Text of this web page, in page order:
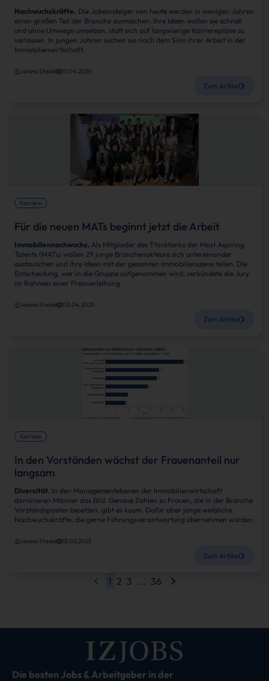
Nachwuchskräfte. Die Jobeinsteiger von heute werden in wenigen Jahren
einen großen Teil der Branche ausmachen. Ihre Ideen wollen sie schnell
und ohne Umwege umsetzen, statt sich auf langwierige Karrierepläne zu
verlassen. In jungen Jahren suchen sie nach dem Sinn ihrer Arbeit in der
Immobilienwirtschaft.
Janina Stadel 17.04.2025
Zum Artikel
Karriere
Für die neuen MATs beginnt jetzt die Arbeit
Immobiliennachwuchs. Als Mitglieder des Thinktanks der Most Aspiring
Talents (MATs) wollen 29 junge Branchenakteure sich untereinander
austauschen und ihre Ideen mit der gesamten Immobilienszene teilen. Die
Entscheidung, wer in die Gruppe aufgenommen wird, verkündete die Jury
im Rahmen einer Preisverleihung.
Janina Stadel 03.04.2025
Zum Artikel
Karriere
In den Vorständen wächst der Frauenanteil nur
langsam
Diversität. In den Managementebenen der Immobilienwirtschaft
dominieren Männer das Bild. Genaue Zahlen zu Frauen, die in der Branche
Vorstandsposten besetzen, gibt es kaum. Dafür aber junge weibliche
Nachwuchskräfte, die gerne Führungsverantwortung übernehmen würden.
Janina Stadel 13.03.2025
Zum Artikel
1 2 3 ... 36
Die besten Jobs & Arbeitgeber in der